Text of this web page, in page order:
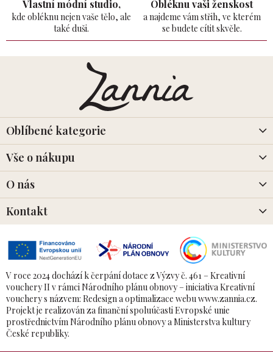
Vlastní módní studio,
kde obléknu nejen vaše tělo, ale
také duši.
Obléknu vaši ženskost
a najdeme vám střih, ve kterém
se budete cítit skvěle.
t
Oblíbené kategorie
Vše o nákupu
O nás
Kontakt
V roce 2024 dochází k čerpání dotace z Výzvy č. 461 – Kreativní
vouchery II v rámci Národního plánu obnovy – iniciativa Kreativní
vouchery s názvem: Redesign a optimalizace webu www.zannia.cz.
Projekt je realizován za finanční spoluúčasti Evropské unie
prostřednictvím Národního plánu obnovy a Ministerstva kultury
České republiky.